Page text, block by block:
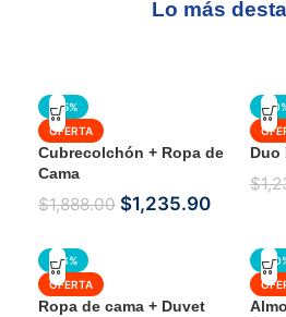
tu
Lo más
-35%
OFERTA
Cubrecolchón + Ropa de
Cama
$1,888.00 $1,235.90
-
Duo
$
-23%
OFERTA
Ropa de cama + Duvet
-